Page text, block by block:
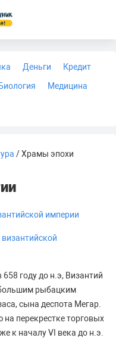
Деньги
Кредит
Биология
Медицина
/ Храмы эпохи
империи
году до н.э, Византий
рыбацким
сына деспота Мегар.
перекрестке торговых
к началу VI века до н.э.